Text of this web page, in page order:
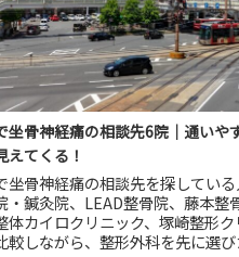
坐骨神経痛の相談先6院｜通いや
えてくる！
坐骨神経痛の相談先を探してい
・鍼灸院、LEAD整骨院、藤本整
体カイロクリニック、塚崎整形
較しながら、整形外科を先に選